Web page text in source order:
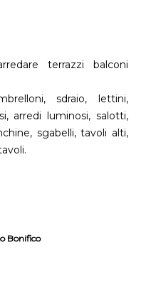
terrazzi balconi
sdraio, lettini,
arredi luminosi, salotti,
sgabelli, tavoli alti,
Bonifico